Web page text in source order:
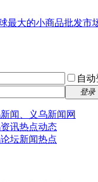
最大的小商品批发市
自
登录
闻、义乌新闻网
资讯热点动态
坛新闻热点